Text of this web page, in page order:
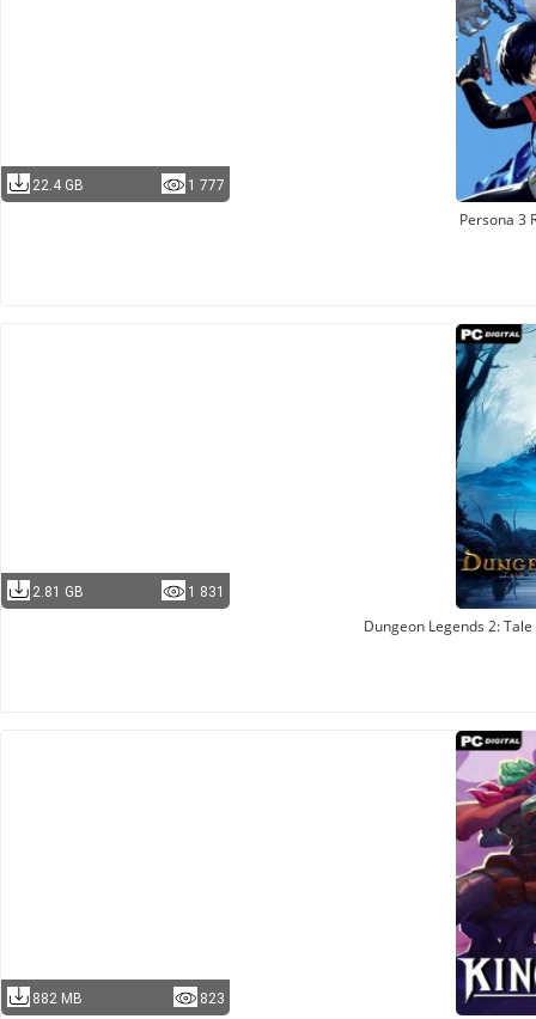
22.4 GB 1 777
Persona 3
2.81 GB 1 831
Dungeon Legends 2:
882 MB 823